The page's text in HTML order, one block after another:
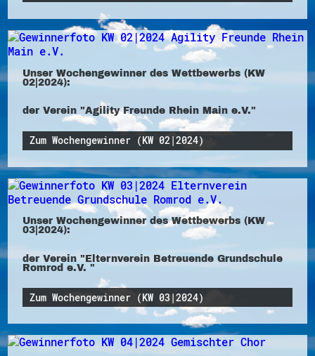
Unser Wochengewinner des Wettbewerbs (KW
02|2024):
der Verein "Agility Freunde Rhein Main e.V."
Zum Wochengewinner (KW 02|2024)
Unser Wochengewinner des Wettbewerbs (KW
03|2024):
der Verein "Elternverein Betreuende Grundschule
Romrod e.V. "
Zum Wochengewinner (KW 03|2024)